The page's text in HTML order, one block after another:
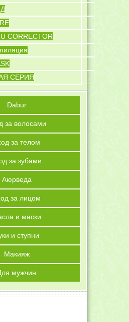
CORRECTOR
СЕРИЯ
Dabur
за волосами
за телом
за зубами
Аюрведа
за лицом
и маски
и ступни
Макияж
мужчин